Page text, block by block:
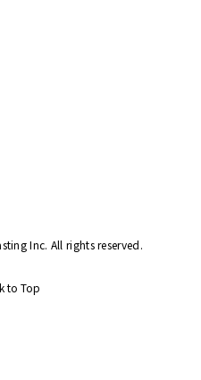
Inc. All rights reserved.
to Top